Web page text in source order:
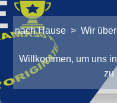
nach Hause > Wir
Willkommen, um uns
zu